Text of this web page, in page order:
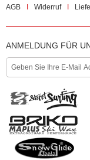
AGB Widerruf
ANMELDUNG FÜR